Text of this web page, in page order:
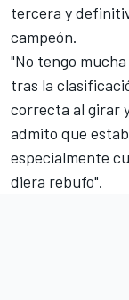
tercera y
campeón.
"No tengo
tras la
correcta al girar
admito que
especialmente
diera rebufo".